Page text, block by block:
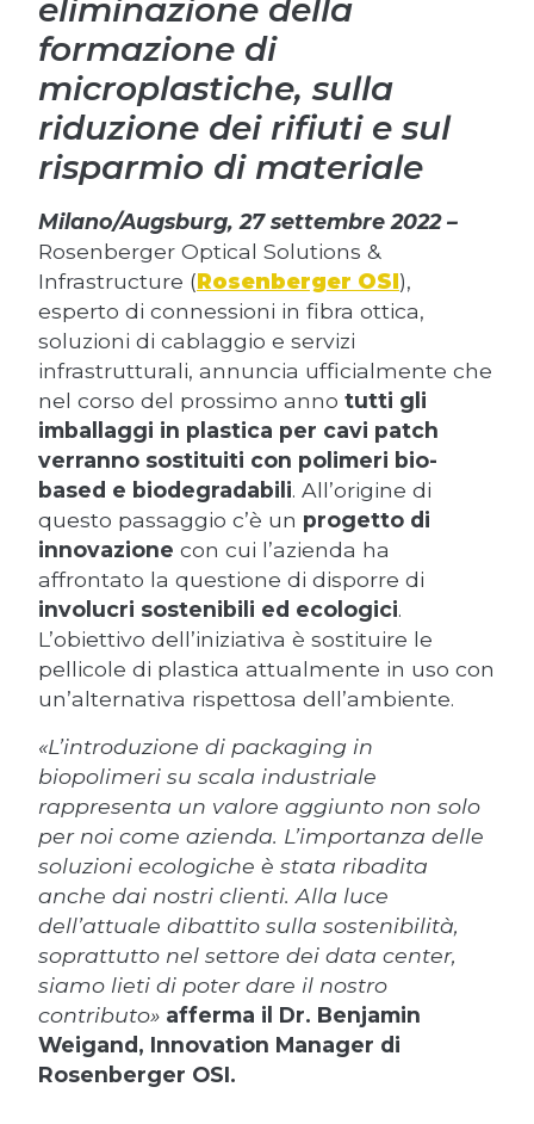
eliminazione della
formazione di
microplastiche, sulla
riduzione dei rifiuti e sul
risparmio di materiale
Milano/Augsburg, 27 settembre 2022 –
Rosenberger Optical Solutions &
Infrastructure (Rosenberger OSI),
esperto di connessioni in fibra ottica,
soluzioni di cablaggio e servizi
infrastrutturali, annuncia ufficialmente che
nel corso del prossimo anno tutti gli
imballaggi in plastica per cavi patch
verranno sostituiti con polimeri bio-
based e biodegradabili. All’origine di
questo passaggio c’è un progetto di
innovazione con cui l’azienda ha
affrontato la questione di disporre di
involucri sostenibili ed ecologici.
L’obiettivo dell’iniziativa è sostituire le
pellicole di plastica attualmente in uso con
un’alternativa rispettosa dell’ambiente.
«L’introduzione di packaging in
biopolimeri su scala industriale
rappresenta un valore aggiunto non solo
per noi come azienda. L’importanza delle
soluzioni ecologiche è stata ribadita
anche dai nostri clienti. Alla luce
dell’attuale dibattito sulla sostenibilità,
soprattutto nel settore dei data center,
siamo lieti di poter dare il nostro
contributo» afferma il Dr. Benjamin
Weigand, Innovation Manager di
Rosenberger OSI.